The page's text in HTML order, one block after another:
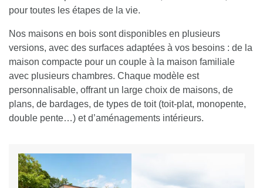
pour toutes les étapes de la vie.
Nos maisons en bois sont disponibles en plusieurs
versions, avec des surfaces adaptées à vos besoins : de la
maison compacte pour un couple à la maison familiale
avec plusieurs chambres. Chaque modèle est
personnalisable, offrant un large choix de maisons, de
plans, de bardages, de types de toit (toit-plat, monopente,
double pente…) et d’aménagements intérieurs.